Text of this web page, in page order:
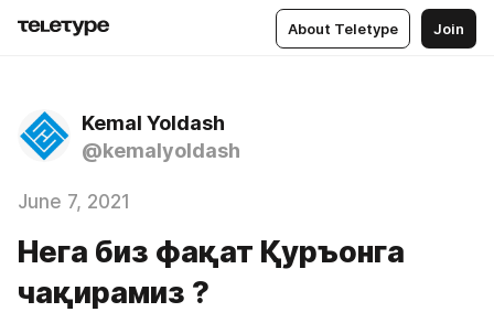
About Teletype Join
Kemal Yoldash
@kemalyoldash
June 7, 2021
Нега биз фақат Қуръонга
чақирамиз ?